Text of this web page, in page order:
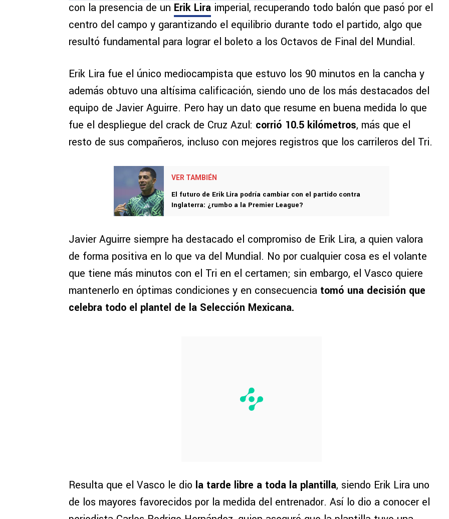
con la presencia de un Erik Lira imperial, recuperando todo balón que pasó por el
centro del campo y garantizando el equilibrio durante todo el partido, algo que
resultó fundamental para lograr el boleto a los Octavos de Final del Mundial.
Erik Lira fue el único mediocampista que estuvo los 90 minutos en la cancha y
además obtuvo una altísima calificación, siendo uno de los más destacados del
equipo de Javier Aguirre. Pero hay un dato que resume en buena medida lo que
fue el despliegue del crack de Cruz Azul: corrió 10.5 kilómetros, más que el
resto de sus compañeros, incluso con mejores registros que los carrileros del Tri.
VER TAMBIÉN
El futuro de Erik Lira podría cambiar con el partido contra
Inglaterra: ¿rumbo a la Premier League?
Javier Aguirre siempre ha destacado el compromiso de Erik Lira, a quien valora
de forma positiva en lo que va del Mundial. No por cualquier cosa es el volante
que tiene más minutos con el Tri en el certamen; sin embargo, el Vasco quiere
mantenerlo en óptimas condiciones y en consecuencia tomó una decisión que
celebra todo el plantel de la Selección Mexicana.
Resulta que el Vasco le dio la tarde libre a toda la plantilla, siendo Erik Lira uno
de los mayores favorecidos por la medida del entrenador. Así lo dio a conocer el